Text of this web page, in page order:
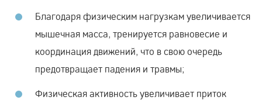
Благодаря физическим нагрузкам увеличивается
мышечная масса, тренируется равновесие и
координация движений, что в свою очередь
предотвращает падения и травмы;
Физическая активность увеличивает приток